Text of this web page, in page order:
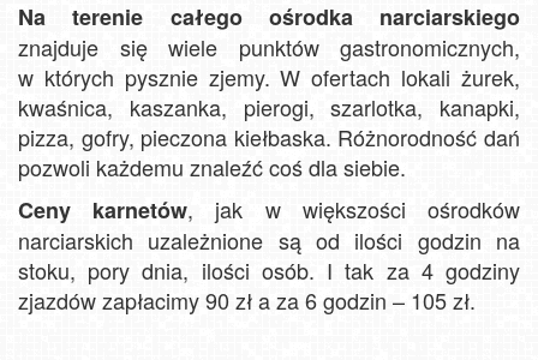
Na terenie całego ośrodka narciarskiego
znajduje się wiele punktów gastronomicznych,
w których pysznie zjemy. W ofertach lokali żurek,
kwaśnica, kaszanka, pierogi, szarlotka, kanapki,
pizza, gofry, pieczona kiełbaska. Różnorodność dań
pozwoli każdemu znaleźć coś dla siebie.
Ceny karnetów, jak w większości ośrodków
narciarskich uzależnione są od ilości godzin na
stoku, pory dnia, ilości osób. I tak za 4 godziny
zjazdów zapłacimy 90 zł a za 6 godzin – 105 zł.